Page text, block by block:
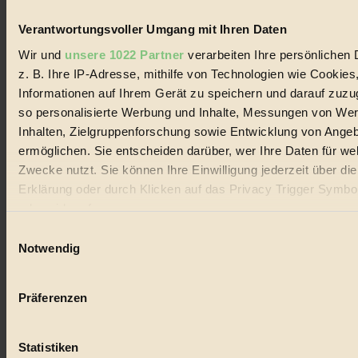
Verantwortungsvoller Umgang mit Ihren Daten
Wir und unsere 1022 Partner verarbeiten Ihre persönlichen
z. B. Ihre IP-Adresse, mithilfe von Technologien wie
Informationen auf Ihrem Gerät zu speichern und darauf
so personalisierte Werbung und Inhalte, Messungen von
Inhalten, Zielgruppenforschung sowie Entwicklung von
ermöglichen. Sie entscheiden darüber, wer Ihre Daten für
Zwecke nutzt. Sie können Ihre Einwilligung jederzeit über
Erklärung oder durch Klicken auf das Privacy Trigger
oder widerrufen
Wenn Sie es erlauben, würden wir auch gerne:
Ihr Gerät durch aktives Scannen nach bestimmten
Erfahren Sie mehr darüber, wie Ihre persönlichen Daten
Notwendig
Präferenzen
Statistiken
alternativer Energien.
Social Media
3.415 Follower auf Twitter
Folge uns auf Instagram
Themen
Bio
Nachhaltigkeit
Lebensmittel